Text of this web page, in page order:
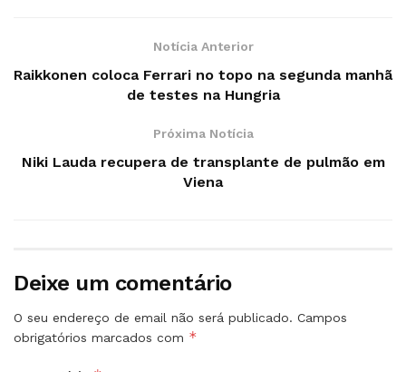
Notícia Anterior
Raikkonen coloca Ferrari no topo na segunda manhã
de testes na Hungria
Próxima Notícia
Niki Lauda recupera de transplante de pulmão em
Viena
Deixe um comentário
O seu endereço de email não será publicado. Campos
obrigatórios marcados com *